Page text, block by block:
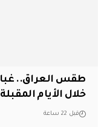
طقس العراق..
خلال الأيام المقبلة
قبل 22 ساعة